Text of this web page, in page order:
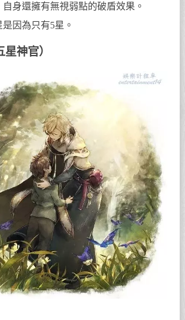
自身還擁有無視弱點的破盾效果。
因為只有5星。
神官）